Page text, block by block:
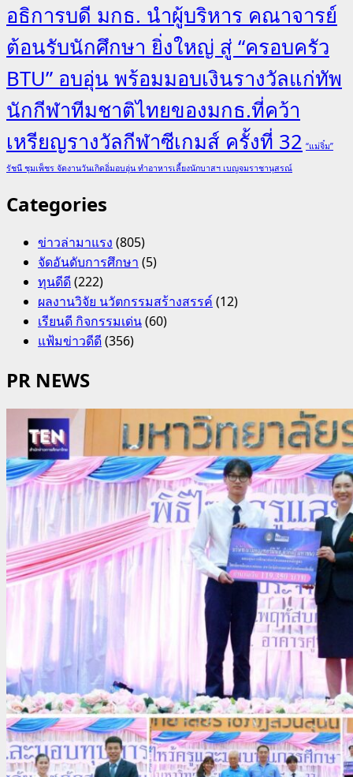
อธิการบดี มกธ. นำผู้บริหาร คณาจารย์
ต้อนรับนักศึกษา ยิ่งใหญ่ สู่ “ครอบครัว
BTU” อบอุ่น พร้อมมอบเงินรางวัลแก่ทัพ
นักกีฬาทีมชาติไทยของมกธ.ที่คว้า
เหรียญรางวัลกีฬาซีเกมส์ ครั้งที่ 32 “แม่จิ๋ม”
รัชนี ชุมเพ็ชร จัดงานวันเกิดอิ่มอบอุ่น ทำอาหารเลี้ยงนักบาสฯ เบญจมราชานุสรณ์
Categories
ข่าวล่ามาแรง (805)
จัดอันดับการศึกษา (5)
ทุนดีดี(222)
ผลงานวิจัย นวัตกรรมสร้างสรรค์ (12)
เรียนดี กิจกรรมเด่น(60)
แฟ้มข่าวดีดี(356)
PR NEWS